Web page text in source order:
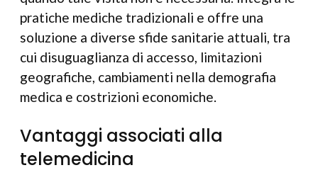
pratiche mediche tradizionali e offre una
soluzione a diverse sfide sanitarie attuali, tra
cui disuguaglianza di accesso, limitazioni
geografiche, cambiamenti nella demografia
medica e costrizioni economiche.
Vantaggi associati alla
telemedicina